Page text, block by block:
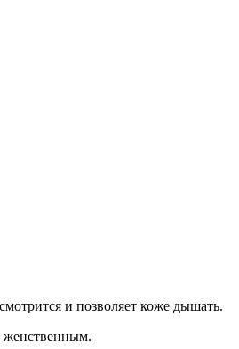
и позволяет коже дышать.
женственным.